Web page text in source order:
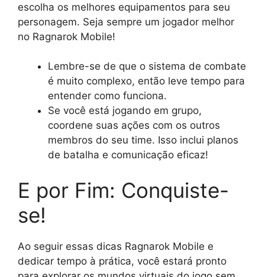
escolha os melhores equipamentos para seu
personagem. Seja sempre um jogador melhor
no Ragnarok Mobile!
Lembre-se de que o sistema de combate
é muito complexo, então leve tempo para
entender como funciona.
Se você está jogando em grupo,
coordene suas ações com os outros
membros do seu time. Isso inclui planos
de batalha e comunicação eficaz!
E por Fim: Conquiste-
se!
Ao seguir essas dicas Ragnarok Mobile e
dedicar tempo à prática, você estará pronto